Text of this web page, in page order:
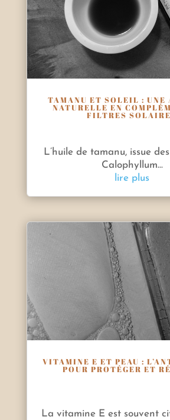
TAMANU ET SOLEIL : UNE
NATURELLE EN
FILTRES
L’huile de tamanu, issue
Calophyllum...
lire plus
VITAMINE E ET PEAU :
POUR PROTÉGER ET
La vitamine E est souvent